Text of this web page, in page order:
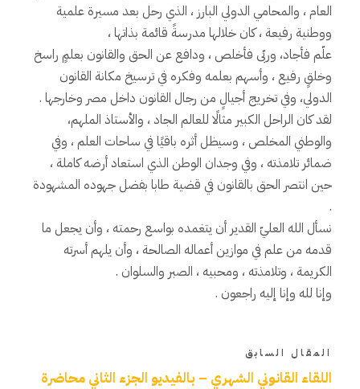
العام ، والمحامي الدولي البارز ، الذي رحل بعد مسيرة علمية
ووطنية رفيعة ، كان خلالها مدرسةً قائمة بذاتها ،
علّم فأجاد، وربّى فأخلص ، ودافع عن الحق والقانون بعلمٍ راسخ
وخلقٍ رفيع ، وأسهم بعلمه وفكره في ترسيخ مكانة القانون
الدولي، وفي تخريج أجيالٍ من رجال القانون داخل مصر وخارجها .
لقد كان الراحل الكبير مثالًا للعالم الجاد ، والأستاذ الملهم،
والوطني المخلص ، وسيظل أثره باقيًا في ساحات العلم ، وفي
ضمائر تلامذته ، وفي وجدان الوطن الذي استعاد أرضه كاملة ،
حين انتصر الحق بالقانون في قضية طابا بفضل جهوده المشهودة
.
نسأل الله العليّ القدير أن يتغمده بواسع رحمته ، وأن يجعل ما
قدمه من علم في موازين أعماله الصالحة ، وأن يلهم أسرته
الكريمة ، وتلامذته ، ومحبيه ، الصبر والسلوان .
وإنا لله وإنا إليه راجعون .
المقال السابق
اللقاء القانوني الشهري – بالفيديو الجزء الثاني محاضرة